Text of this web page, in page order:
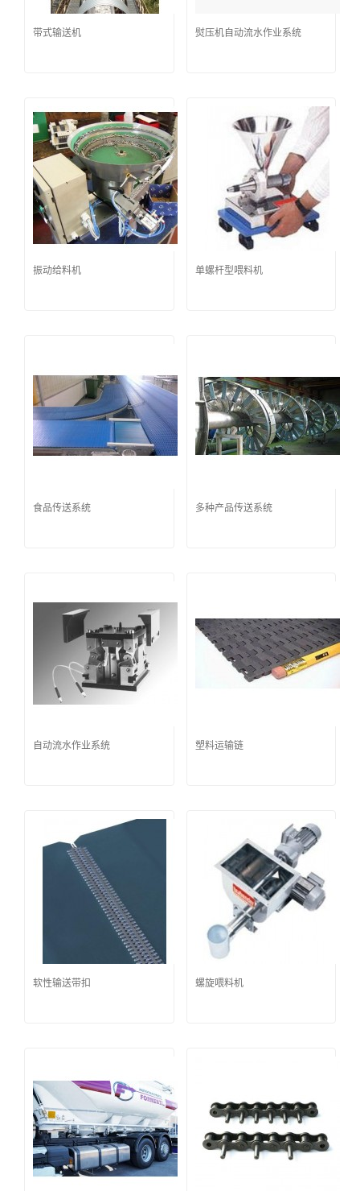
带式输送机 熨压机自动流水作业系统
振动给料机 单螺杆型喂料机
食品传送系统 多种产品传送系统
自动流水作业系统 塑料运输链
软性输送带扣 螺旋喂料机